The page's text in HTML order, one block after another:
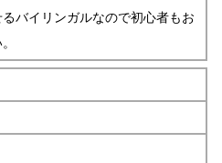
るバイリンガルなので初心者もお